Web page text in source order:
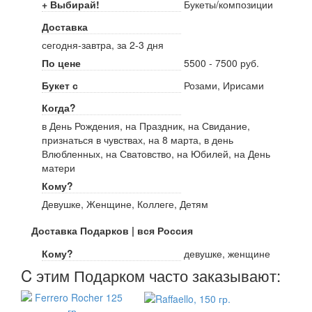
+ Выбирай!
Букеты/композиции
Доставка
сегодня-завтра, за 2-3 дня
По цене
5500 - 7500 руб.
Букет с
Розами, Ирисами
Когда?
в День Рождения, на Праздник, на Свидание,
признаться в чувствах, на 8 марта, в день
Влюбленных, на Сватовство, на Юбилей, на День
матери
Кому?
Девушке, Женщине, Коллеге, Детям
Доставка Подарков | вся Россия
Кому?
девушке, женщине
C этим Подарком часто заказывают: